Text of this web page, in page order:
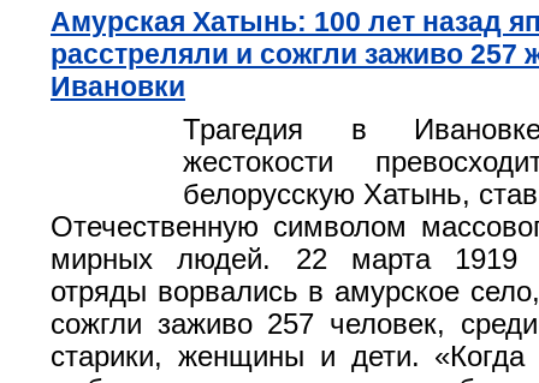
Амурская Хатынь: 100 лет назад
расстреляли и сожгли заживо 257
Ивановки
Трагедия в
жестокости
белорусскую Хатынь,
Отечественную символом
мирных людей. 22 марта 1919
отряды ворвались в амурское
сожгли заживо 257 человек,
старики, женщины и дети.